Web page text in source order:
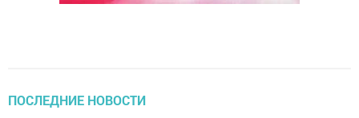
ПОСЛЕДНИЕ НОВОСТИ